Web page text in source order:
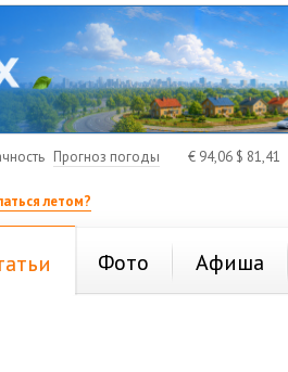
Прогноз погоды € 94,06 $ 81,41
летом?
Фото Афиша